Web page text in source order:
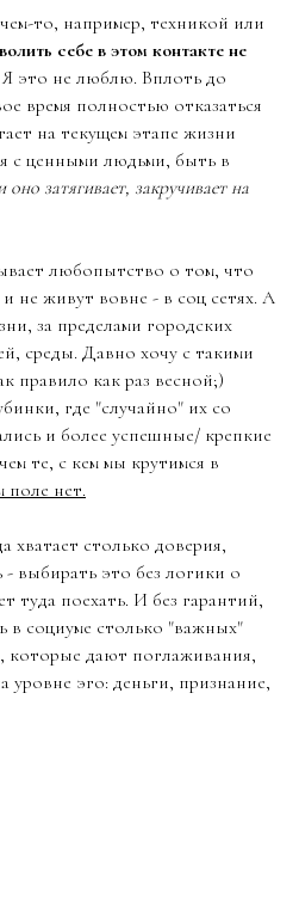
то, например, техникой или
себе в этом контакте не
Я это не люблю. Вплоть до
время полностью отказаться
на текущем этапе жизни
с ценными людьми, быть в
затягивает, закручивает на
любопытство о том, что
не живут вовне - в соц сетях. А
за пределами городских
среды. Давно хочу с такими
правило как раз весной;)
где "случайно" их со
и более успешные/ крепкие
те, с кем мы крутимся в
поле нет.
хватает столько доверия,
выбирать это без логики о
туда поехать. И без гарантий,
в социуме столько "важных"
которые дают поглаживания,
эго: деньги, признание,